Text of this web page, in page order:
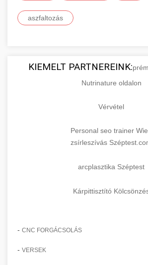
aszfaltozás
KIEMELT PARTNEREINK:
Nutrinature oldalon
Vérvétel
Personal seo trainer
zsírleszívás
arcplasztika Széptest
Kárpittisztító
- CNC FORGÁCSOLÁS
- VERSEK